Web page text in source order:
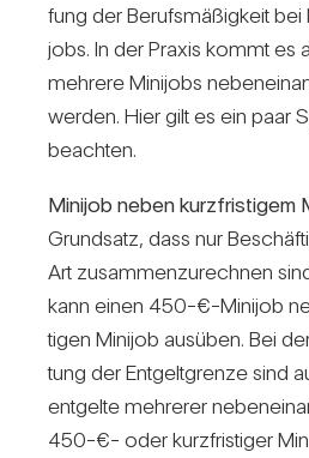
fung der Berufs­mä­ßig­keit
jobs. In der Praxis kommt es
meh­rere Mini­jobs
werden. Hier gilt es ein paar
beachten.
Minijob neben kurz­fris­tigem
Grund­satz, dass nur
Art zusam­men­zu­rechnen
kann einen 450-€-Minijob
tigen Minijob aus­üben. Bei
tung der Ent­gelt­grenze sind
ent­gelte meh­rerer
450-€- oder kurz­fris­tiger